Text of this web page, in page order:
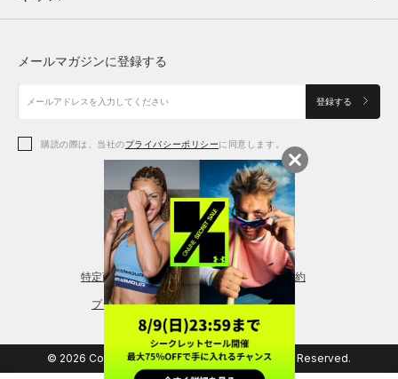
アクセサリー
アクセサリー
シューズ
アクセサリー
レギンス＆タイツ
シューズ
メールマガジンに登録する
登録する
購読の際は、当社のプライバシーポリシーに同意します。
特定商取引法に基づく通販の表記 会員規約
プライバシーポリシー
© 2026 Copyright DOME Corporation. All Rights Reserved.